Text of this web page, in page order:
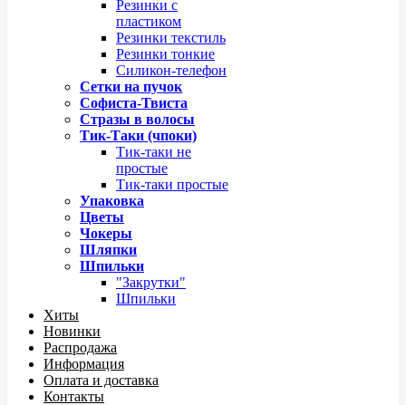
Резинки с
пластиком
Резинки текстиль
Резинки тонкие
Силикон-телефон
Сетки на пучок
Софиста-Твиста
Стразы в волосы
Тик-Таки (чпоки)
Тик-таки не
простые
Тик-таки простые
Упаковка
Цветы
Чокеры
Шляпки
Шпильки
"Закрутки"
Шпильки
Хиты
Новинки
Распродажа
Информация
Оплата и доставка
Контакты